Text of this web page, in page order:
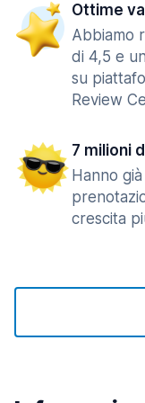
Ottime
Abbiamo
di 4,5 e
su
Review
7 milioni
Hanno
crescita